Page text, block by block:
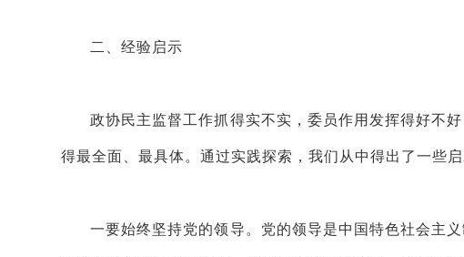
二、经验启示
政协民主监督工作抓得实不实，委员作用发挥得好不
得最全面、最具体。通过实践探索，我们从中得出了一些启
一要始终坚持党的领导。党的领导是中国特色社会主